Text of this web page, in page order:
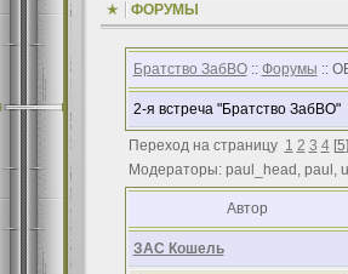
ФОРУМЫ
Братство ЗабВО:: Форумы ::
2-я встреча "Братство ЗабВО"
Переход на страницу 1 2 3 4[5]
Модераторы: paul_head, paul,
Автор
ЗАС Кошель